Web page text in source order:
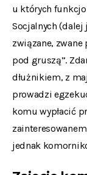
u których
Socjalnych (dalej
związane,
pod gruszą”.
dłużnikiem, z
prowadzi
komu wypłacić
jednak